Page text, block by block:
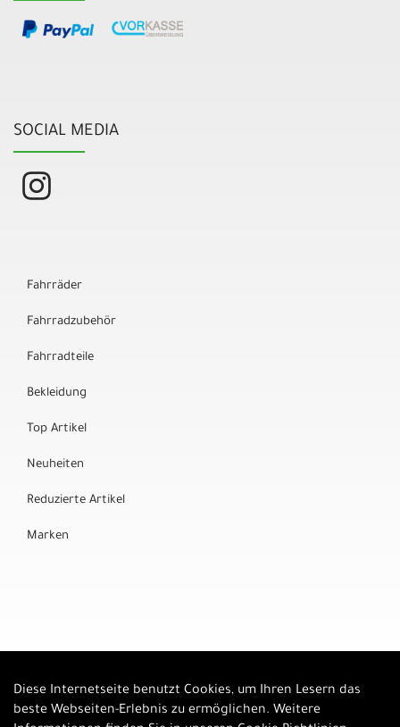
SOCIAL MEDIA
Fahrräder
Fahrradzubehör
Fahrradteile
Bekleidung
Top Artikel
Neuheiten
Reduzierte Artikel
Marken
Diese Internetseite benutzt Cookies, um Ihren Lesern das
beste Webseiten-Erlebnis zu ermöglichen. Weitere
Auftrag widerrufen